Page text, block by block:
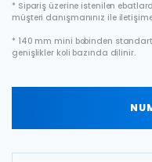
* Sipariş üzerine istenilen
müşteri danışmanınız ile
* 140 mm mini bobinden
genişlikler koli bazında dilinir.